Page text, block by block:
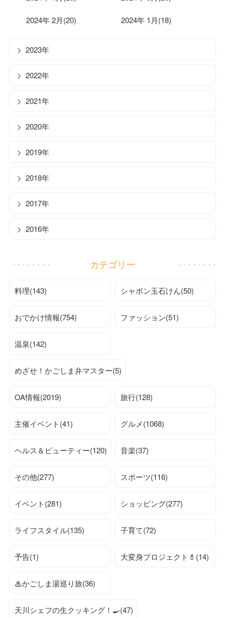
2024年 2月(20) 2024年 1月(18)
2023年
2022年
2021年
2020年
2019年
2018年
2017年
2016年
カテゴリー
料理(143) シャボン玉石けん(50)
おでかけ情報(754) ファッション(51)
温泉(142)
めざせ！かごしま弁マスター(5)
OA情報(2019) 旅行(128)
主催イベント(41) グルメ(1068)
ヘルス＆ビューティー(120) 音楽(37)
その他(277) スポーツ(116)
イベント(281) ショッピング(277)
ライフスタイル(135) 子育て(72)
予告(1) 大変身プロジェクト💄(14)
♨かごしま湯巡り旅(36)
天川シェフの生クッキング！🍳(47)